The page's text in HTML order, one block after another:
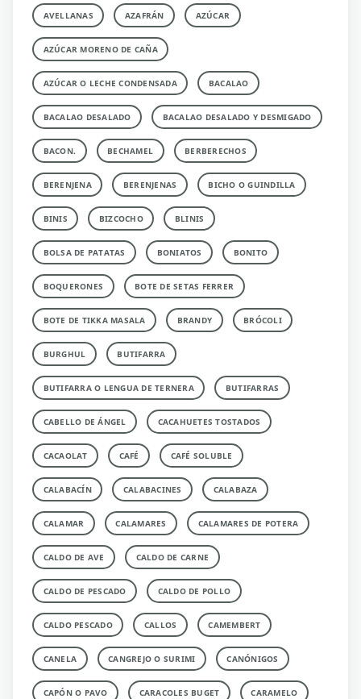
AVELLANAS AZAFRÁN AZÚCAR
AZÚCAR MORENO DE CAÑA
AZÚCAR O LECHE CONDENSADA BACALAO
BACALAO DESALADO BACALAO DESALADO Y DESMIGADO
BACON. BECHAMEL BERBERECHOS
BERENJENA BERENJENAS BICHO O GUINDILLA
BINIS BIZCOCHO BLINIS
BOLSA DE PATATAS BONIATOS BONITO
BOQUERONES BOTE DE SETAS FERRER
BOTE DE TIKKA MASALA BRANDY BRÓCOLI
BURGHUL BUTIFARRA
BUTIFARRA O LENGUA DE TERNERA BUTIFARRAS
CABELLO DE ÁNGEL CACAHUETES TOSTADOS
CACAOLAT CAFÉ CAFÉ SOLUBLE
CALABACÍN CALABACINES CALABAZA
CALAMAR CALAMARES CALAMARES DE POTERA
CALDO DE AVE CALDO DE CARNE
CALDO DE PESCADO CALDO DE POLLO
CALDO PESCADO CALLOS CAMEMBERT
CANELA CANGREJO O SURIMI CANÓNIGOS
CAPÓN O PAVO CARACOLES BUGET CARAMELO